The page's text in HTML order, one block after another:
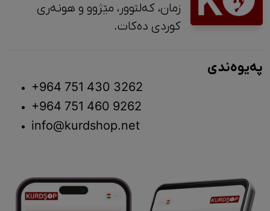
زمان، کەلتوور، مێژوو و ‎هونەری
کوردی دەکات.
پەیوەندی
+964 751 430 3262
+964 751 460 9262
info@kurdshop.net